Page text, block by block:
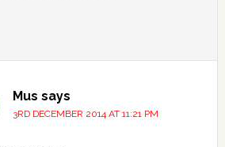
Mus says
3RD DECEMBER 2014 AT 11:21 PM